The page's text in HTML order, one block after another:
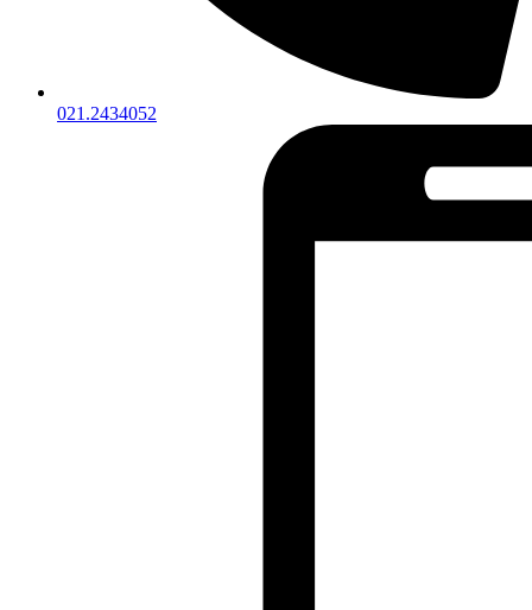
021.2434052